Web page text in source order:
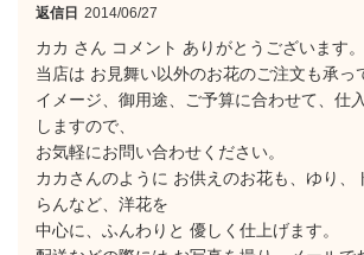
返信日 2014/06/27
カカ さん コメント ありがとうございます。
当店は お見舞い以外のお花のご注文も承っ
イメージ、御用途、ご予算に合わせて、仕
しますので、
お気軽にお問い合わせください。
カカさんのように お供えのお花も、ゆり、
らんなど、洋花を
中心に、ふんわりと 優しく仕上げます。